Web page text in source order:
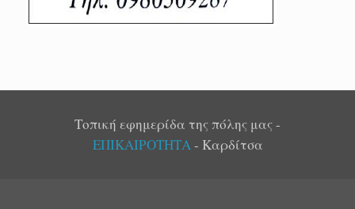
Τοπική εφημερίδα της πόλης μας -
ΕΠΙΚΑΙΡΟΤΗΤΑ- Καρδίτσα